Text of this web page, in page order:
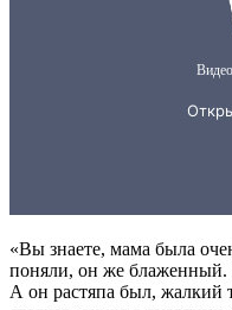
«Вы знаете, мама была
поняли, он же блаженный.
А он растяпа был,